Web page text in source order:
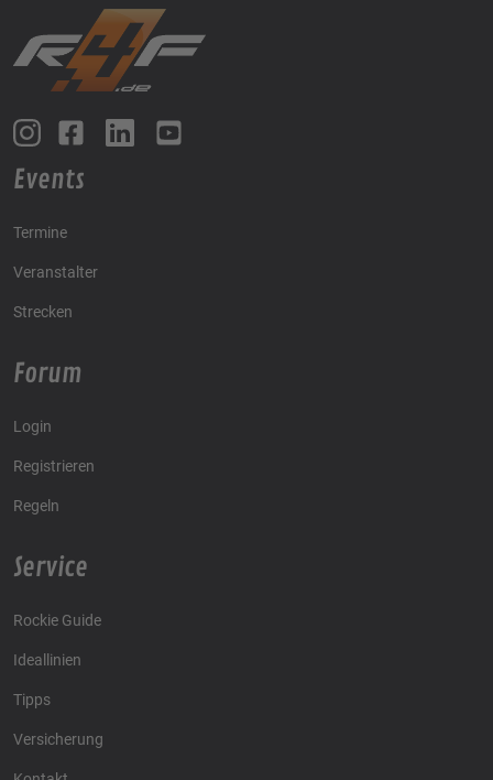
Events
Termine
Veranstalter
Strecken
Forum
Login
Registrieren
Regeln
Service
Rockie Guide
Ideallinien
Tipps
Versicherung